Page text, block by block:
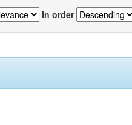
In order